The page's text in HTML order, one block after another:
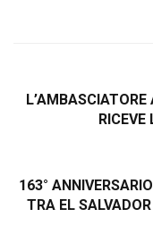
RICEVE
163°
TRA EL